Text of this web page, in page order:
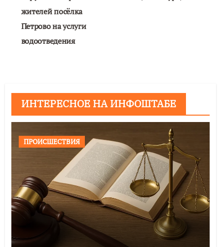
жителей посёлка
Петрово на услуги
водоотведения
ИНТЕРЕСНОЕ НА ИНФОШТАБЕ
ПРОИСШЕСТВИЯ